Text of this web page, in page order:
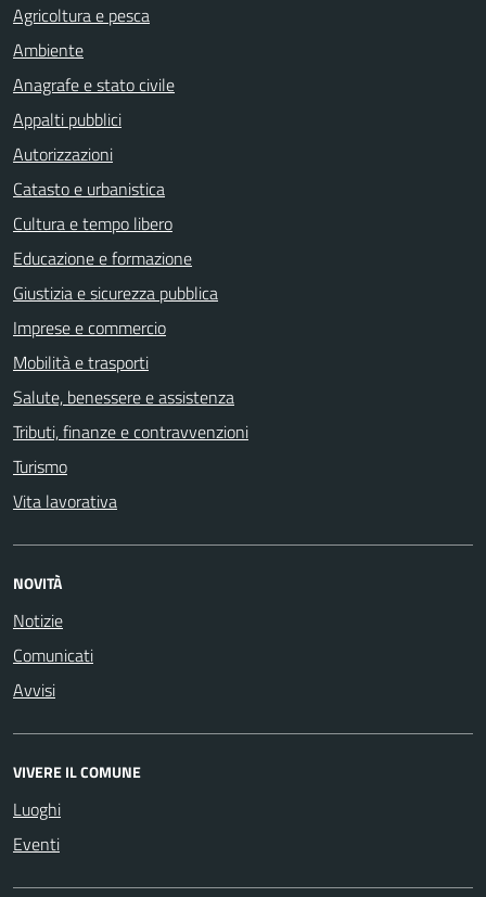
Agricoltura e pesca
Ambiente
Anagrafe e stato civile
Appalti pubblici
Autorizzazioni
Catasto e urbanistica
Cultura e tempo libero
Educazione e formazione
Giustizia e sicurezza pubblica
Imprese e commercio
Mobilità e trasporti
Salute, benessere e assistenza
Tributi, finanze e contravvenzioni
Turismo
Vita lavorativa
NOVITÀ
Notizie
Comunicati
Avvisi
VIVERE IL COMUNE
Luoghi
Eventi